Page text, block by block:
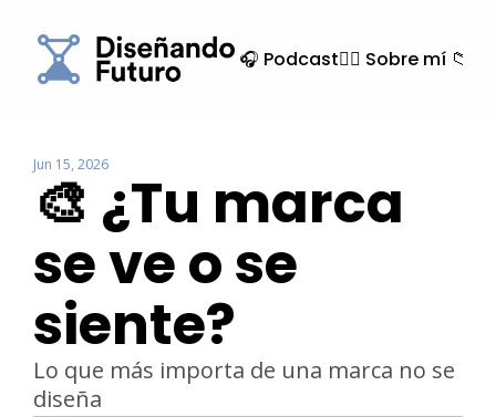
🎧 Podcast🙍‍♂️ Sobre mí 📁
Jun 15, 2026
🎨 ¿Tu marca
se ve o se
siente?
Lo que más importa de una marca no se
diseña